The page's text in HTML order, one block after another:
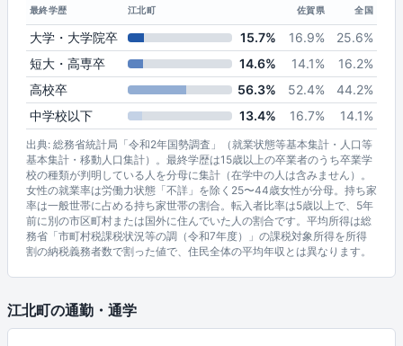
最終学歴 江北町 佐賀県 全国
大学・大学院卒 15.7% 16.9%
25.6%
短大・高専卒
14.6% 14.1%
16.2%
高校卒
56.3% 52.4%
44.2%
中学校以下
13.4% 16.7% 14.1%
出典: 総務省統計局「令和2年国勢調査」（就業状態等基本集計・人口等
基本集計・移動人口集計）。最終学歴は15歳以上の卒業者のうち卒業学
校の種類が判明している人を分母に集計（在学中の人は含みません）。
女性の就業率は労働力状態「不詳」を除く25〜44歳女性が分母。持ち家
率は一般世帯に占める持ち家世帯の割合。転入者比率は5歳以上で、5年
前に別の市区町村または国外に住んでいた人の割合です。平均所得は総
務省「市町村税課税状況等の調（令和7年度）」の課税対象所得を所得
割の納税義務者数で割った値で、住民全体の平均年収とは異なります。
江北町の通勤・通学